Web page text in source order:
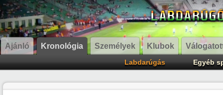
Ajánló Kronológia Személyek Klubok
Labdarúgás Egyéb